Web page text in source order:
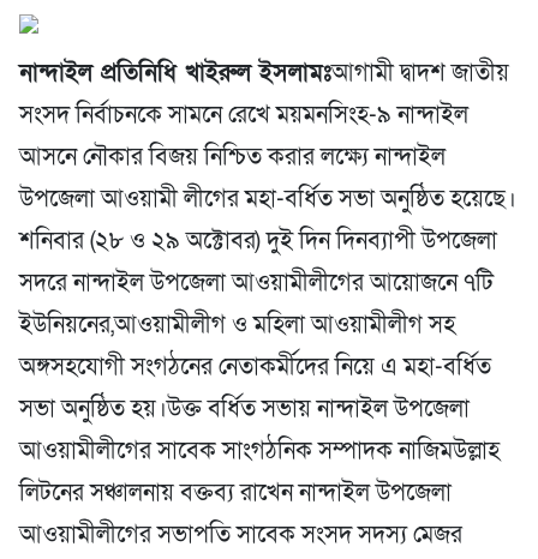
নান্দাইল প্রতিনিধি খাইরুল ইসলামঃআগামী দ্বাদশ জাতীয়
সংসদ নির্বাচনকে সামনে রেখে ময়মনসিংহ-৯ নান্দাইল
আসনে নৌকার বিজয় নিশ্চিত করার লক্ষ্যে নান্দাইল
উপজেলা আওয়ামী লীগের মহা-বর্ধিত সভা অনুষ্ঠিত হয়েছে।
শনিবার (২৮ ও ২৯ অক্টোবর) দুই দিন দিনব্যাপী উপজেলা
সদরে নান্দাইল উপজেলা আওয়ামীলীগের আয়োজনে ৭টি
ইউনিয়নের,আওয়ামীলীগ ও মহিলা আওয়ামীলীগ সহ
অঙ্গসহযোগী সংগঠনের নেতাকর্মীদের নিয়ে এ মহা-বর্ধিত
সভা অনুষ্ঠিত হয়।উক্ত বর্ধিত সভায় নান্দাইল উপজেলা
আওয়ামীলীগের সাবেক সাংগঠনিক সম্পাদক নাজিমউল্লাহ
লিটনের সঞ্চালনায় বক্তব্য রাখেন নান্দাইল উপজেলা
আওয়ামীলীগের সভাপতি সাবেক সংসদ সদস্য মেজর